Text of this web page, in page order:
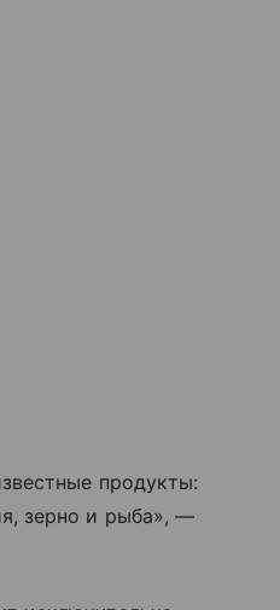
продукты:
зерно и рыба», —